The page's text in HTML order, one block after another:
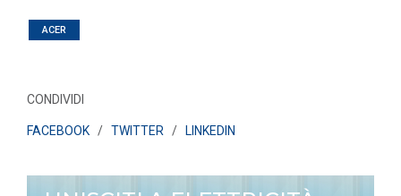
ACER
CONDIVIDI
FACEBOOK / TWITTER / LINKEDIN